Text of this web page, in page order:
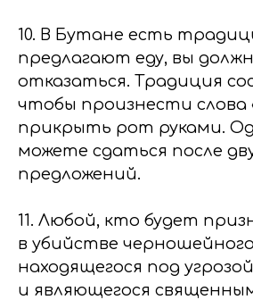
10. В Бутане есть
предлагают еду, вы
отказаться. Традиция
чтобы произнести слова
прикрыть рот руками.
можете сдаться после
предложений.
11. Любой, кто будет
в убийстве
находящегося под
и являющегося